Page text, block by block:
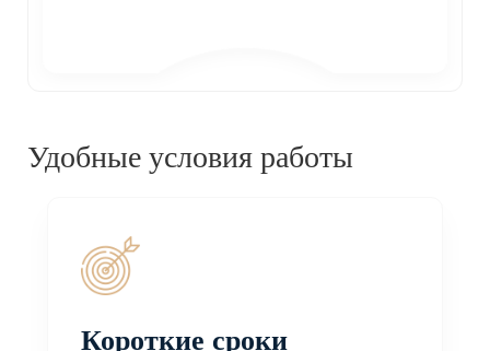
Удобные условия работы
Короткие сроки